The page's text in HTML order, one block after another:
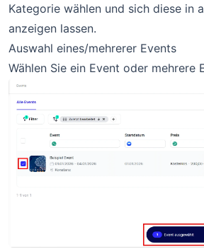
Kategorie wählen und sich diese in
anzeigen lassen.
Auswahl eines/mehrerer Events
Wählen Sie ein Event oder mehrere